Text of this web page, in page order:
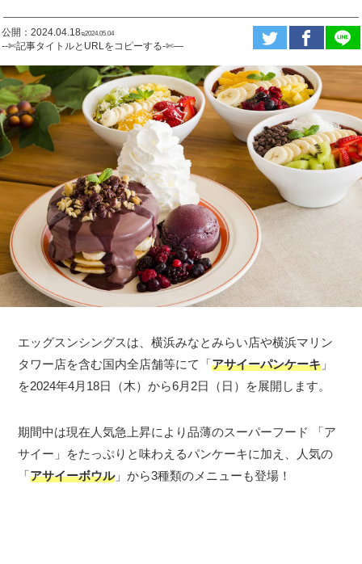
公開：2024.04.18ಇ2024.05.04
--✄記事タイトルとURLをコピーする-✄—
エッグスンシングスは、横浜みなとみらい店や横浜マリン
タワー店を含む国内全店舗等にて「アサイーパンケーキ 」
を2024年4月18日（木）から6月2日（日）を展開します。
期間中は現在人気急上昇により品薄のスーパーフード 「ア
サイー」をたっぷりと味わえるパンケーキに加え、人気の
「アサイーボウル」から3種類のメニューも登場！